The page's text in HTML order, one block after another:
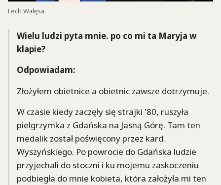
Lech Wałęsa
Wielu ludzi pyta mnie. po co mi ta Maryja w
klapie?
Odpowiadam:
Złożyłem obietnice a obietnic zawsze dotrzymuje.
W czasie kiedy zaczęły się strajki '80, ruszyła
pielgrzymka z Gdańska na Jasną Górę. Tam ten
medalik został poświęcony przez kard.
Wyszyńskiego. Po powrocie do Gdańska ludzie
przyjechali do stoczni i ku mojemu zaskoczeniu
podbiegła do mnie kobieta, która założyła mi ten